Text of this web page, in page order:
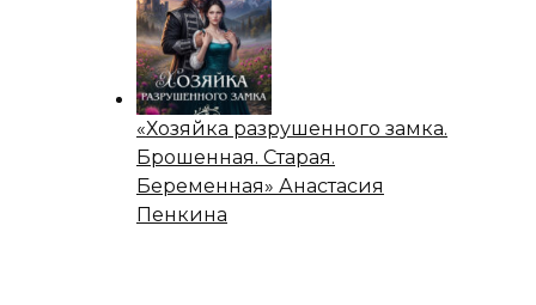
«Хозяйка разрушенного замка.
Брошенная. Старая.
Беременная» Анастасия
Пенкина